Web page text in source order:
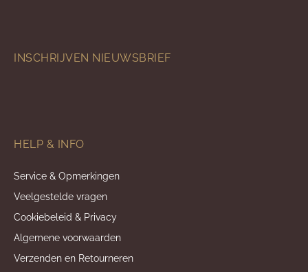
INSCHRIJVEN NIEUWSBRIEF
HELP & INFO
Service & Opmerkingen
Veelgestelde vragen
Cookiebeleid & Privacy
Algemene voorwaarden
Verzenden en Retourneren